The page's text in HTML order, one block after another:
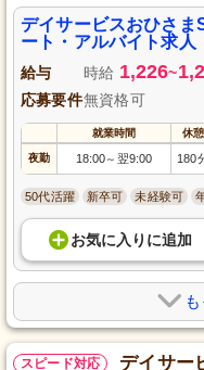
デイサービスおひさま
ート・アルバイト求人
給与 時給 1,226~
応募要件無資格可
就業時間 休憩
夜勤 18:00～ 翌9:00 180
50代活躍 新卒可 未経験可
お気に入り に追加
スピード対応
デイサー